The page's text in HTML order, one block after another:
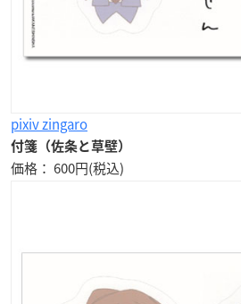
pixiv zingaro
付箋（佐条と草壁）
価格： 600円(税込)